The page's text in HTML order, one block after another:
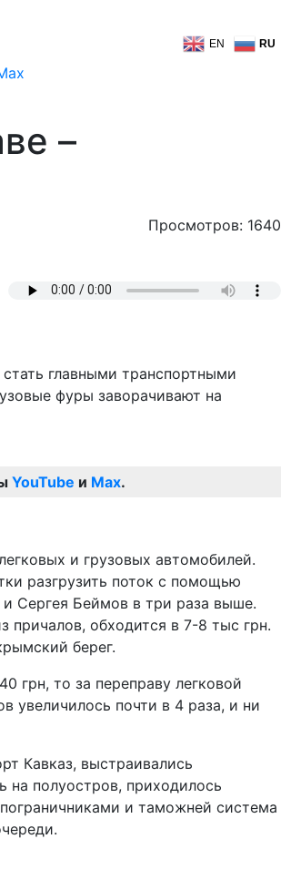
EN RU
–
Просмотров: 1640
главными транспортными
фуры заворачивают на
YouTube и Max.
и грузовых автомобилей.
разгрузить поток с помощью
Сергея Беймов в три раза выше.
причалов, обходится в 7-8 тыс грн.
берег.
грн, то за переправу легковой
увеличилось почти в 4 раза, и ни
Кавказ, выстраивались
на полуостров, приходилось
и таможней система